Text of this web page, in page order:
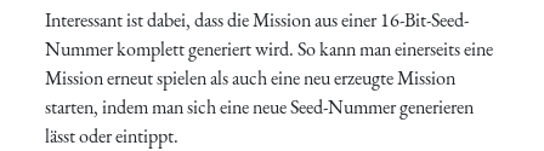
Interessant ist dabei, dass die Mission aus einer 16-Bit-Seed-
Nummer komplett generiert wird. So kann man einerseits eine
Mission erneut spielen als auch eine neu erzeugte Mission
starten, indem man sich eine neue Seed-Nummer generieren
lässt oder eintippt.